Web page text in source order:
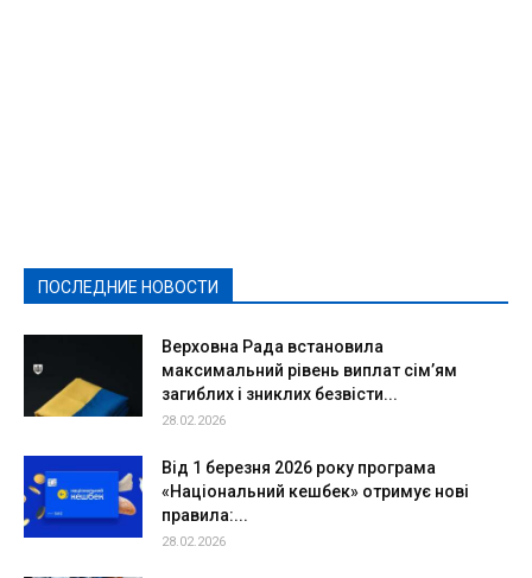
ПОСЛЕДНИЕ НОВОСТИ
Верховна Рада встановила
максимальний рівень виплат сім’ям
загиблих і зниклих безвісти...
28.02.2026
Від 1 березня 2026 року програма
«Національний кешбек» отримує нові
правила:...
28.02.2026